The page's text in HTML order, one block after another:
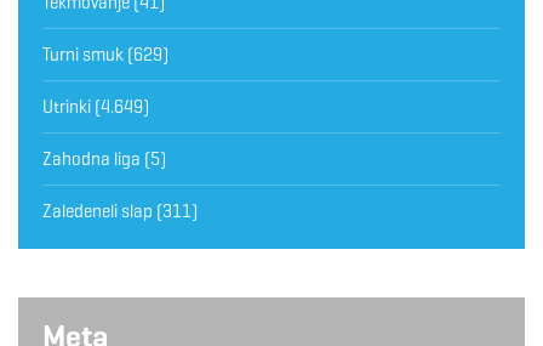
Turni smuk (629)
Utrinki (4.649)
Zahodna liga (5)
Zaledeneli slap (311)
Meta